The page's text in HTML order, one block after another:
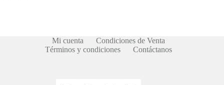
Mi cuenta
Condiciones de Venta
Términos y condiciones
Contáctanos